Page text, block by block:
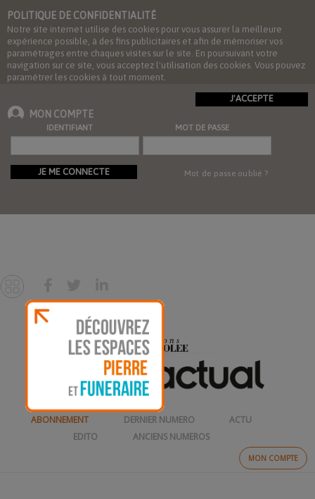
POLITIQUE DE CONFIDENTIALITÉ
Notre site internet utilise des cookies pour vous assurer la meilleure
expérience possible, à des fins publicitaires et afin de mémoriser vos
paramétrages entre chaques visites sur le site. En poursuivant votre
navigation sur ce site, vous acceptez l'utilisation des cookies. Vous pouvez
paramétrer les cookies à tout moment.
J'ACCEPTE
MON COMPTE
IDENTIFIANT MOT DE PASSE
JE ME CONNECTE Mot de passe oublié ?
MON COMPTE
ABONNEMENT DERNIER NUMERO
ACTU
EDITO
ANCIENS NUMEROS